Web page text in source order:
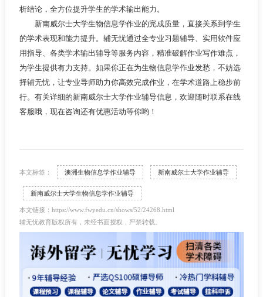
析结论，全方位提升学生的学术输出能力。
新南威尔士大学生物信息学作业的完成质量，直接关系到学生
的学术表现和能力提升。辅无忧通过全专业习题辅导、实用软件应
用指导、各类学术输出辅导等服务内容，精准破解作业写作难点，
为学生提供有力支持。如果你正在为生物信息学作业发愁，不妨选
择辅无忧，让专业导师助力你高效完成作业，在学术道路上稳步前
行。有关详细的新南威尔士大学作业辅导信息，欢迎随时联系在线
客服哦，现在咨询还有优惠活动等你哟！
本文标签： 澳洲生物信息学作业辅导 新南威尔士大学作业辅导
新南威尔士大学生物信息学作业辅导
本文链接：https://www.fwyedu.cn/shows/52/24268.html
辅无忧教育版权所有，未经书面授权，严禁转载。